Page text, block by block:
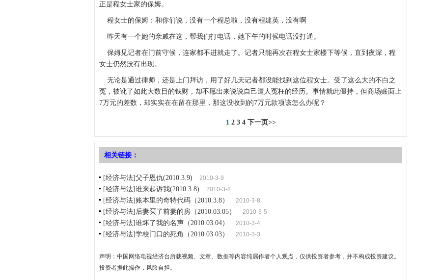
正是程女士家的保姆。
程女士的保姆：和你们说，没有一个程总啦，没有程建英，没有啊
昨天有一个她的亲戚在这，帮我们打电话，她下午的时候电话没打通。
保姆见记者在门前守候，连家都不进就走了。记者只能再次在程女士家楼下等候，直到夜深，程
女士仍然没有出现。
无论是通过律师，还是上门拜访，用了好几天记者都没能找到这位程女士。受了这么大的不白之
冤，被讹了如此大数目的钱财，却不愿出来说说自己遭人冤枉的经历。事情就此僵持，但商场账面上
7万元的差数，却实实在在留在那里，那这没收到的7万元款项该怎么办呢？
1 2 3 4 下一页>>
相关链接：
[经济与法]父子恩仇(2010.3.9) 2010-3-9
[经济与法]谁来起诉我(2010.3.8) 2010-3-8
[经济与法]账本里的奇特代码（2010.3.8） 2010-3-8
[经济与法]后妻买了前妻的房（2010.03.05） 2010-3-5
[经济与法]谁坏了我的名声（2010.03.04） 2010-3-4
[经济与法]学校门口的死角（2010.03.03） 2010-3-3
声明：中国网络电视经济台所载视频、文章、数据等内容纯属作者个人观点，仅供投资者参考，并不构成投资建议。
投资者据此操作，风险自担。